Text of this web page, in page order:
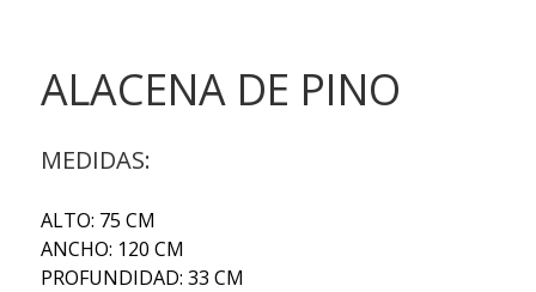
ALACENA DE PINO
MEDIDAS:
ALTO: 75 CM
ANCHO: 120 CM
PROFUNDIDAD: 33 CM